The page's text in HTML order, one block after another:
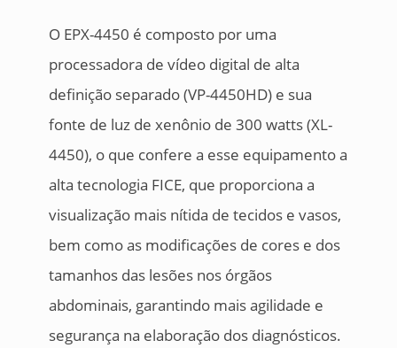
O EPX-4450 é composto por uma
processadora de vídeo digital de alta
definição separado (VP-4450HD) e sua
fonte de luz de xenônio de 300 watts (XL-
4450), o que confere a esse equipamento a
alta tecnologia FICE, que proporciona a
visualização mais nítida de tecidos e vasos,
bem como as modificações de cores e dos
tamanhos das lesões nos órgãos
abdominais, garantindo mais agilidade e
segurança na elaboração dos diagnósticos.